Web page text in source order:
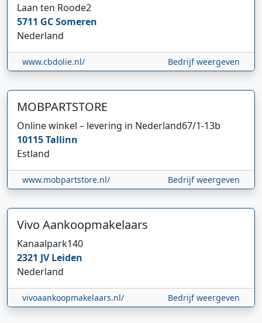
Laan ten Roode2
5711 GCSomeren
Nederland
www.cbdolie.nl/ Bedrijf weergeven
MOBPARTSTORE
Online winkel – levering in Nederland67/1-13b
10115Tallinn
Estland
www.mobpartstore.nl/ Bedrijf weergeven
Vivo Aankoopmakelaars
Kanaalpark140
2321 JVLeiden
Nederland
vivoaankoopmakelaars.nl/ Bedrijf weergeven